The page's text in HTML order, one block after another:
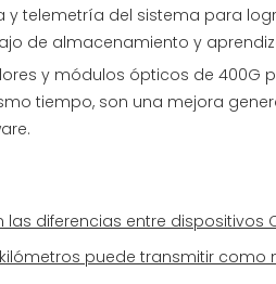
telemetría del sistema para
de almacenamiento y
y módulos ópticos de 400G
tiempo, son una mejora
diferencias entre dispositivos CWDM y
puede transmitir como máximo un